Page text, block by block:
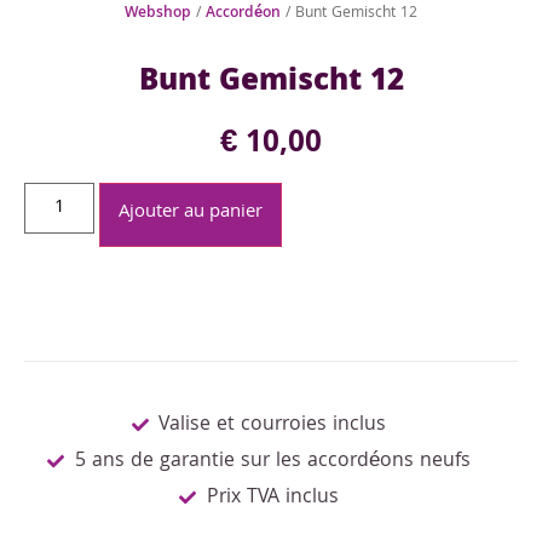
Webshop /Accordéon / Bunt Gemischt 12
Bunt Gemischt 12
€10,00
Ajouter au panier
Valise et courroies inclus
5 ans de garantie sur les accordéons neufs
Prix TVA inclus